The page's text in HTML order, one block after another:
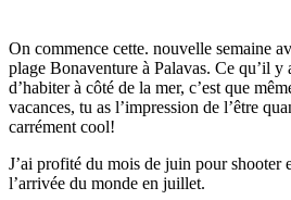
On commence cette. nouvelle semaine
plage Bonaventure à Palavas. Ce qu’il y
d’habiter à côté de la mer, c’est que
vacances, tu as l’impression de l’être
carrément cool!
J’ai profité du mois de juin pour shooter
l’arrivée du monde en juillet.